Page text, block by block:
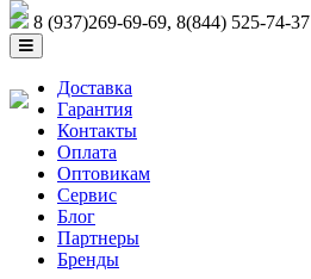
8 (937)269-69-69, 8(844) 525-74-37
Доставка
Гарантия
Контакты
Оплата
Оптовикам
Сервис
Блог
Партнеры
Бренды